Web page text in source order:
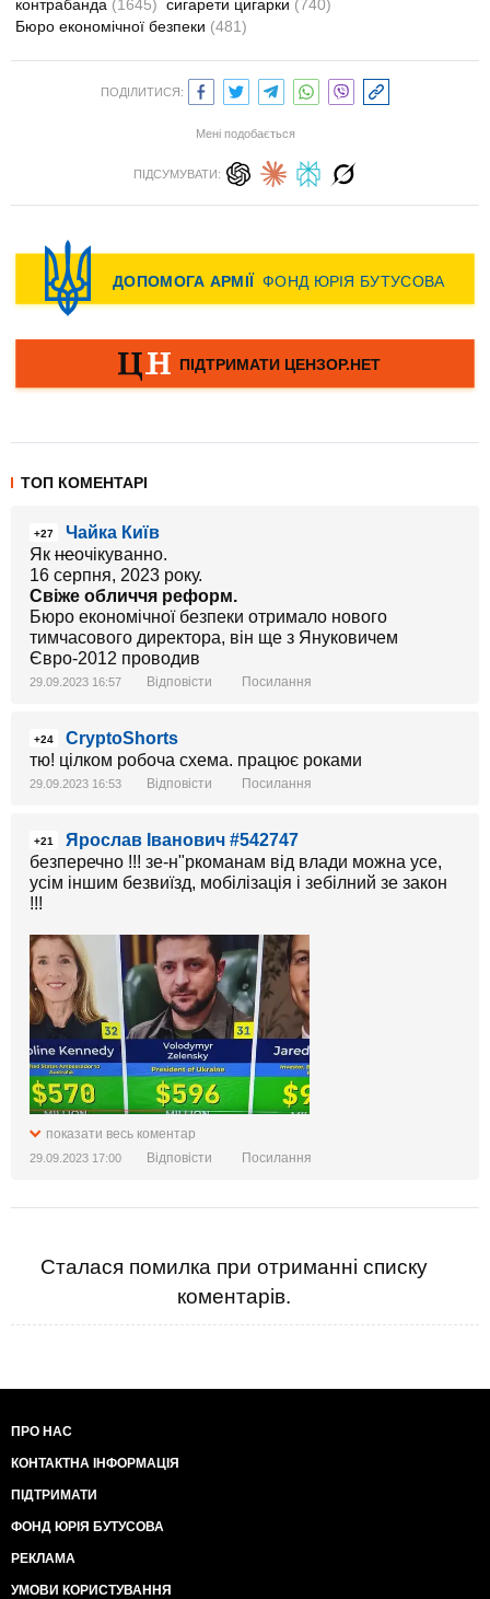
контрабанда (1645) сигарети цигарки (740)
Бюро економічної безпеки (481)
ПОДІЛИТИСЯ:
Мені подобається
ПІДСУМУВАТИ:
ТОП КОМЕНТАРІ
+27
Чайка Київ
Як неочікуванно.
16 серпня, 2023 року.
Свіже обличчя реформ.
Бюро економічної безпеки отримало нового
тимчасового директора, він ще з Януковичем
Євро-2012 проводив
29.09.2023 16:57 Відповісти Посилання
+24
CryptoShorts
тю! цілком робоча схема. працює роками
29.09.2023 16:53 Відповісти Посилання
+21
Ярослав Іванович #542747
безперечно !!! зе-н"ркоманам від влади можна усе,
усім іншим безвиїзд, мобілізація і зебілний зе закон
!!!
показати весь коментар
29.09.2023 17:00 Відповісти Посилання
Сталася помилка при отриманні списку
коментарів.
ПРО НАС
КОНТАКТНА ІНФОРМАЦІЯ
ПІДТРИМАТИ
ФОНД ЮРІЯ БУТУСОВА
РЕКЛАМА
УМОВИ КОРИСТУВАННЯ